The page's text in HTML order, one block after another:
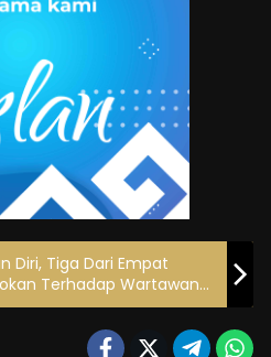
Diri, Tiga Dari Empat
Terhadap Wartawan
308 Presisi Polres